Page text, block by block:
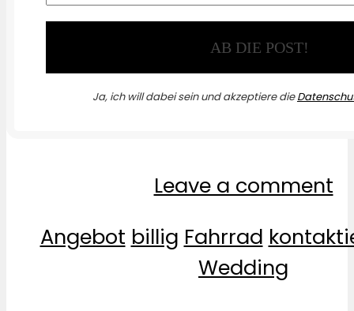
Ja, ich will dabei sein und akzeptiere die
Leave a comment
Angebot billig Fahrrad
Wedding